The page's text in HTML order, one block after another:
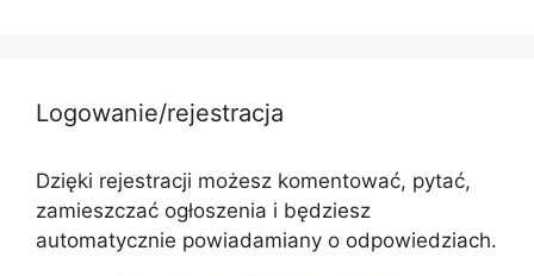
Logowanie/rejestracja
Dzięki rejestracji możesz komentować, pytać,
zamieszczać ogłoszenia i będziesz
automatycznie powiadamiany o odpowiedziach.